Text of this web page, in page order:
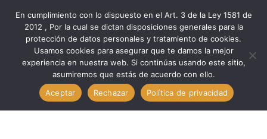
Marcas
Minipa
Verificación Med TERMOMETRO DIGITAL DE 2 CANALES //
MINIPA MT-405
En cumplimiento con lo dispuesto en el Art. 3 de la Ley 1581 de
2012 , Por la cual se dictan disposiciones generales para la
protección de datos personales y tratamiento de cookies.
Usamos cookies para asegurar que te damos la mejor
experiencia en nuestra web. Si continúas usando este sitio,
asumiremos que estás de acuerdo con ello.
Aceptar
Rechazar Política de privacidad